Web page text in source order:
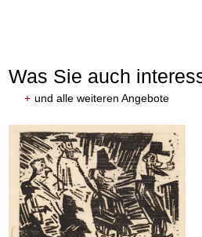
Was Sie auch
+ und alle weiteren Angebote